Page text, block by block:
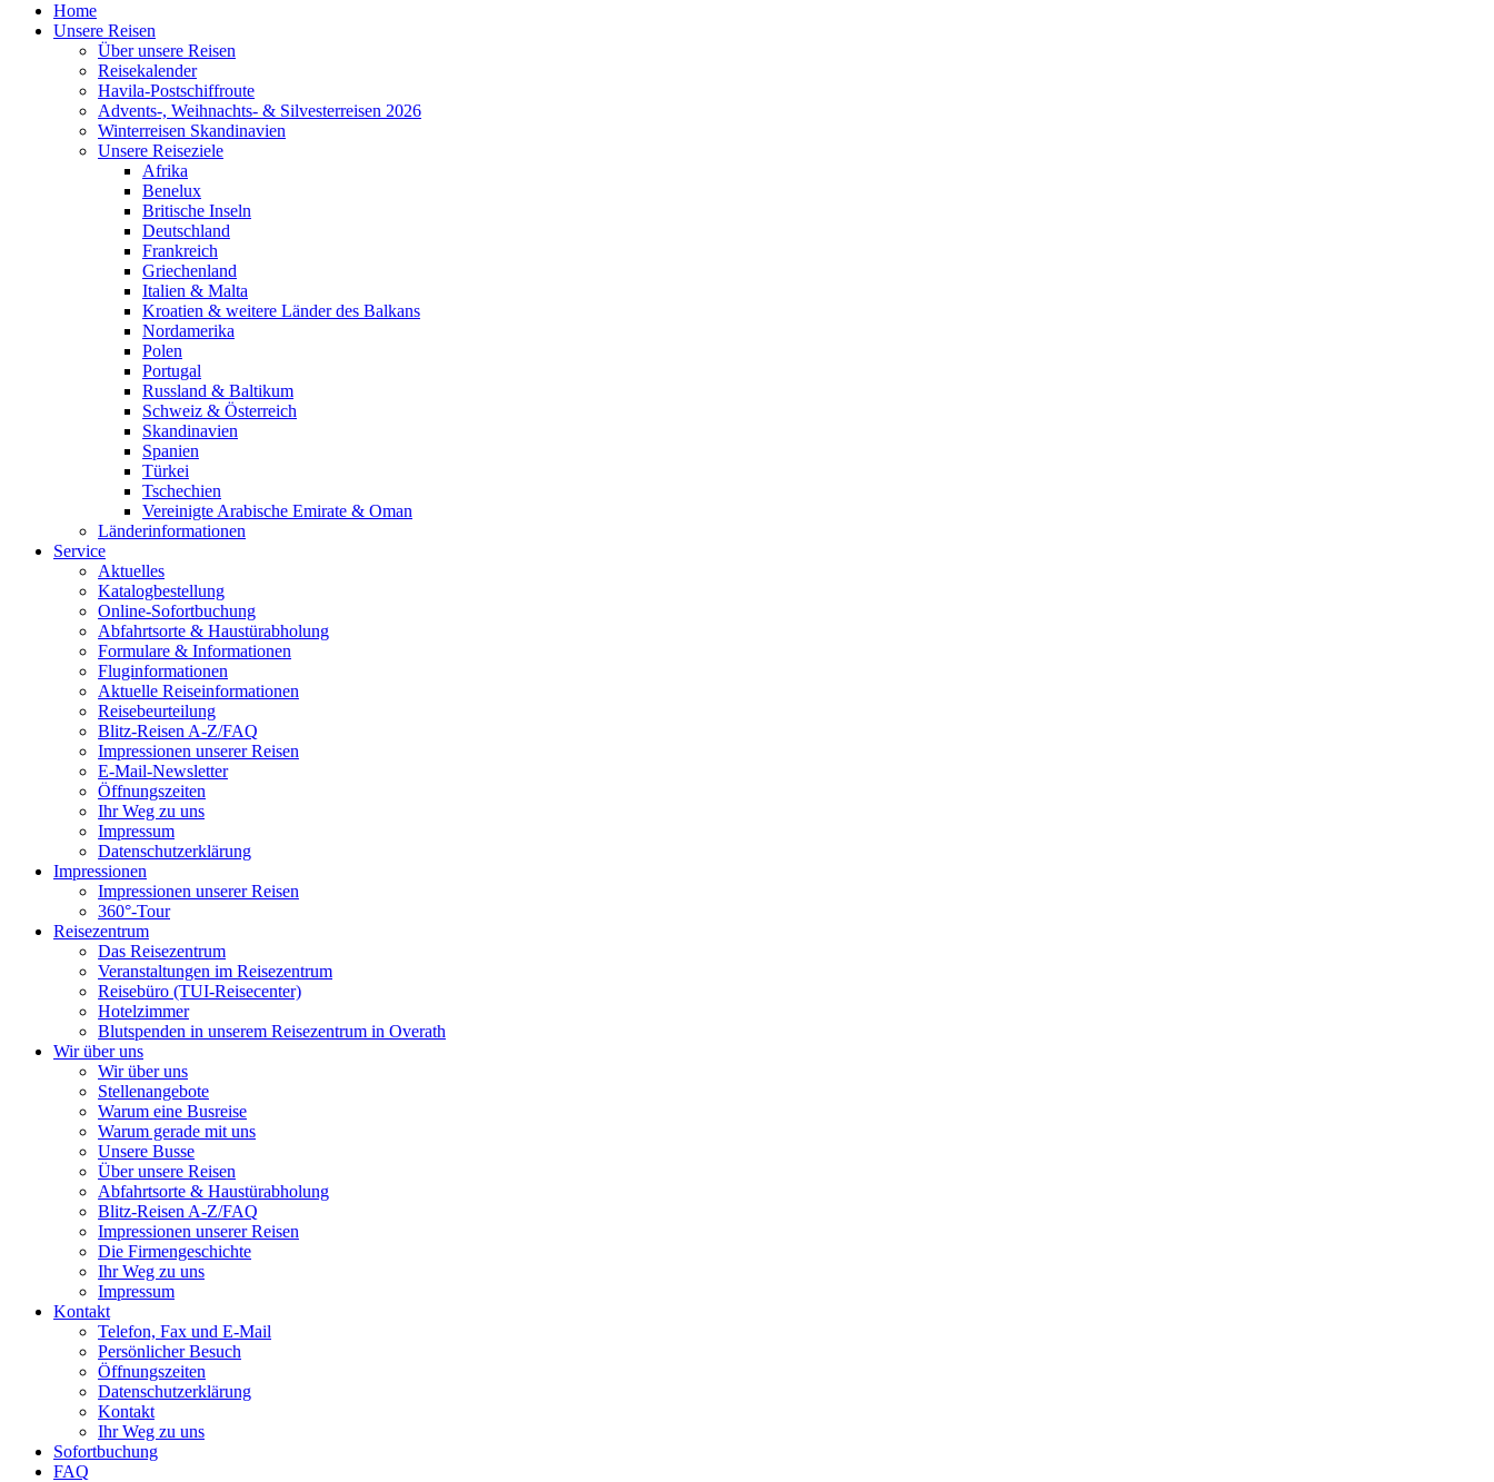
Home
Unsere Reisen
Über unsere Reisen
Reisekalender
Havila-Postschiffroute
Advents-, Weihnachts- & Silvesterreisen 2026
Winterreisen Skandinavien
Unsere Reiseziele
Afrika
Benelux
Britische Inseln
Deutschland
Frankreich
Griechenland
Italien & Malta
Kroatien & weitere Länder des Balkans
Nordamerika
Polen
Portugal
Russland & Baltikum
Schweiz & Österreich
Skandinavien
Spanien
Türkei
Tschechien
Vereinigte Arabische Emirate & Oman
Länderinformationen
Service
Aktuelles
Katalogbestellung
Online-Sofortbuchung
Abfahrtsorte & Haustürabholung
Formulare & Informationen
Fluginformationen
Aktuelle Reiseinformationen
Reisebeurteilung
Blitz-Reisen A-Z/FAQ
Impressionen unserer Reisen
E-Mail-Newsletter
Öffnungszeiten
Ihr Weg zu uns
Impressum
Datenschutzerklärung
Impressionen
Impressionen unserer Reisen
360°-Tour
Reisezentrum
Das Reisezentrum
Veranstaltungen im Reisezentrum
Reisebüro (TUI-Reisecenter)
Hotelzimmer
Blutspenden in unserem Reisezentrum in Overath
Wir über uns
Wir über uns
Stellenangebote
Warum eine Busreise
Warum gerade mit uns
Unsere Busse
Über unsere Reisen
Abfahrtsorte & Haustürabholung
Blitz-Reisen A-Z/FAQ
Impressionen unserer Reisen
Die Firmengeschichte
Ihr Weg zu uns
Impressum
Kontakt
Telefon, Fax und E-Mail
Persönlicher Besuch
Öffnungszeiten
Datenschutzerklärung
Kontakt
Ihr Weg zu uns
Sofortbuchung
FAQ